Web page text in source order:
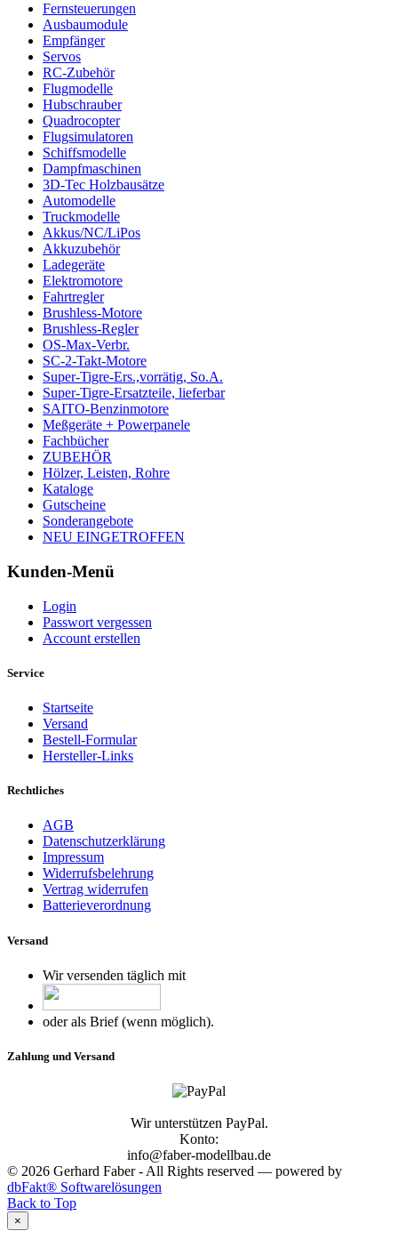
Fernsteuerungen
Ausbaumodule
Empfänger
Servos
RC-Zubehör
Flugmodelle
Hubschrauber
Quadrocopter
Flugsimulatoren
Schiffsmodelle
Dampfmaschinen
3D-Tec Holzbausätze
Automodelle
Truckmodelle
Akkus/NC/LiPos
Akkuzubehör
Ladegeräte
Elektromotore
Fahrtregler
Brushless-Motore
Brushless-Regler
OS-Max-Verbr.
SC-2-Takt-Motore
Super-Tigre-Ers.,vorrätig, So.A.
Super-Tigre-Ersatzteile, lieferbar
SAITO-Benzinmotore
Meßgeräte + Powerpanele
Fachbücher
ZUBEHÖR
Hölzer, Leisten, Rohre
Kataloge
Gutscheine
Sonderangebote
NEU EINGETROFFEN
Kunden-Menü
Login
Passwort vergessen
Account erstellen
Service
Startseite
Versand
Bestell-Formular
Hersteller-Links
Rechtliches
AGB
Datenschutzerklärung
Impressum
Widerrufsbelehrung
Vertrag widerrufen
Batterieverordnung
Versand
Wir versenden täglich mit
oder als Brief (wenn möglich).
Zahlung und Versand
Wir unterstützen PayPal.
Konto:
info@faber-modellbau.de
© 2026 Gerhard Faber - All Rights reserved — powered by
dbFakt® Softwarelösungen
Back to Top
×